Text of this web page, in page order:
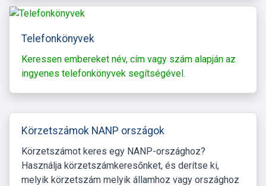
Telefonkönyvek
Keressen embereket név, cím vagy szám alapján az
ingyenes telefonkönyvek segítségével.
Körzetszámok NANP országok
Körzetszámot keres egy NANP-országhoz?
Használja körzetszámkeresőnket, és derítse ki,
melyik körzetszám melyik államhoz vagy országhoz